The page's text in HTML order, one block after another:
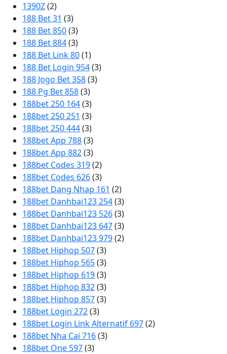
1390Z(2)
188 Bet 31 (3)
188 Bet 850(3)
188 Bet 884(3)
188 Bet Link 80(1)
188 Bet Login 954(3)
188 Jogo Bet 358(3)
188 Pg Bet 858(3)
188bet 250 164(3)
188bet 250 251 (3)
188bet 250 444(3)
188bet App 788(3)
188bet App 882(3)
188bet Codes 319(2)
188bet Codes 626(3)
188bet Dang Nhap 161 (2)
188bet Danhbai123 254(3)
188bet Danhbai123 526(3)
188bet Danhbai123 647(3)
188bet Danhbai123 979(2)
188bet Hiphop 507(3)
188bet Hiphop 565(3)
188bet Hiphop 619(3)
188bet Hiphop 832(3)
188bet Hiphop 857(3)
188bet Login 272(3)
188bet Login Link Alternatif 697(2)
188bet Nha Cai 716(3)
188bet One 597(3)